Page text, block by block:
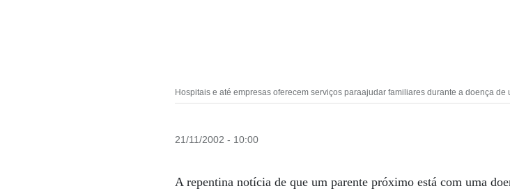
Hospitais e até empresas oferecem serviços paraajudar familiares durante a doença
21/11/2002 - 10:00
A repentina notícia de que um parente próximo está com uma